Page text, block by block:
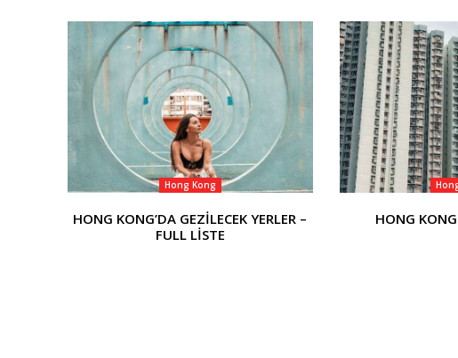
Hong Kong
HONG KONG’DA GEZİLECEK YERLER –
FULL LİSTE
HONG